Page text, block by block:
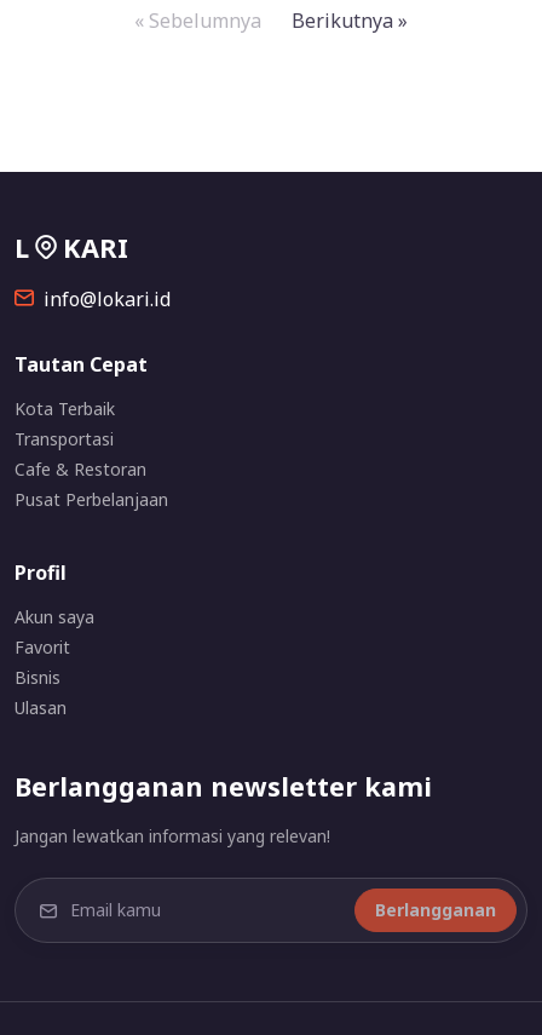
« Sebelumnya Berikutnya »
L KARI
info@lokari.id
Tautan Cepat
Kota Terbaik
Transportasi
Cafe & Restoran
Pusat Perbelanjaan
Profil
Akun saya
Favorit
Bisnis
Ulasan
Berlangganan newsletter kami
Jangan lewatkan informasi yang relevan!
Berlangganan